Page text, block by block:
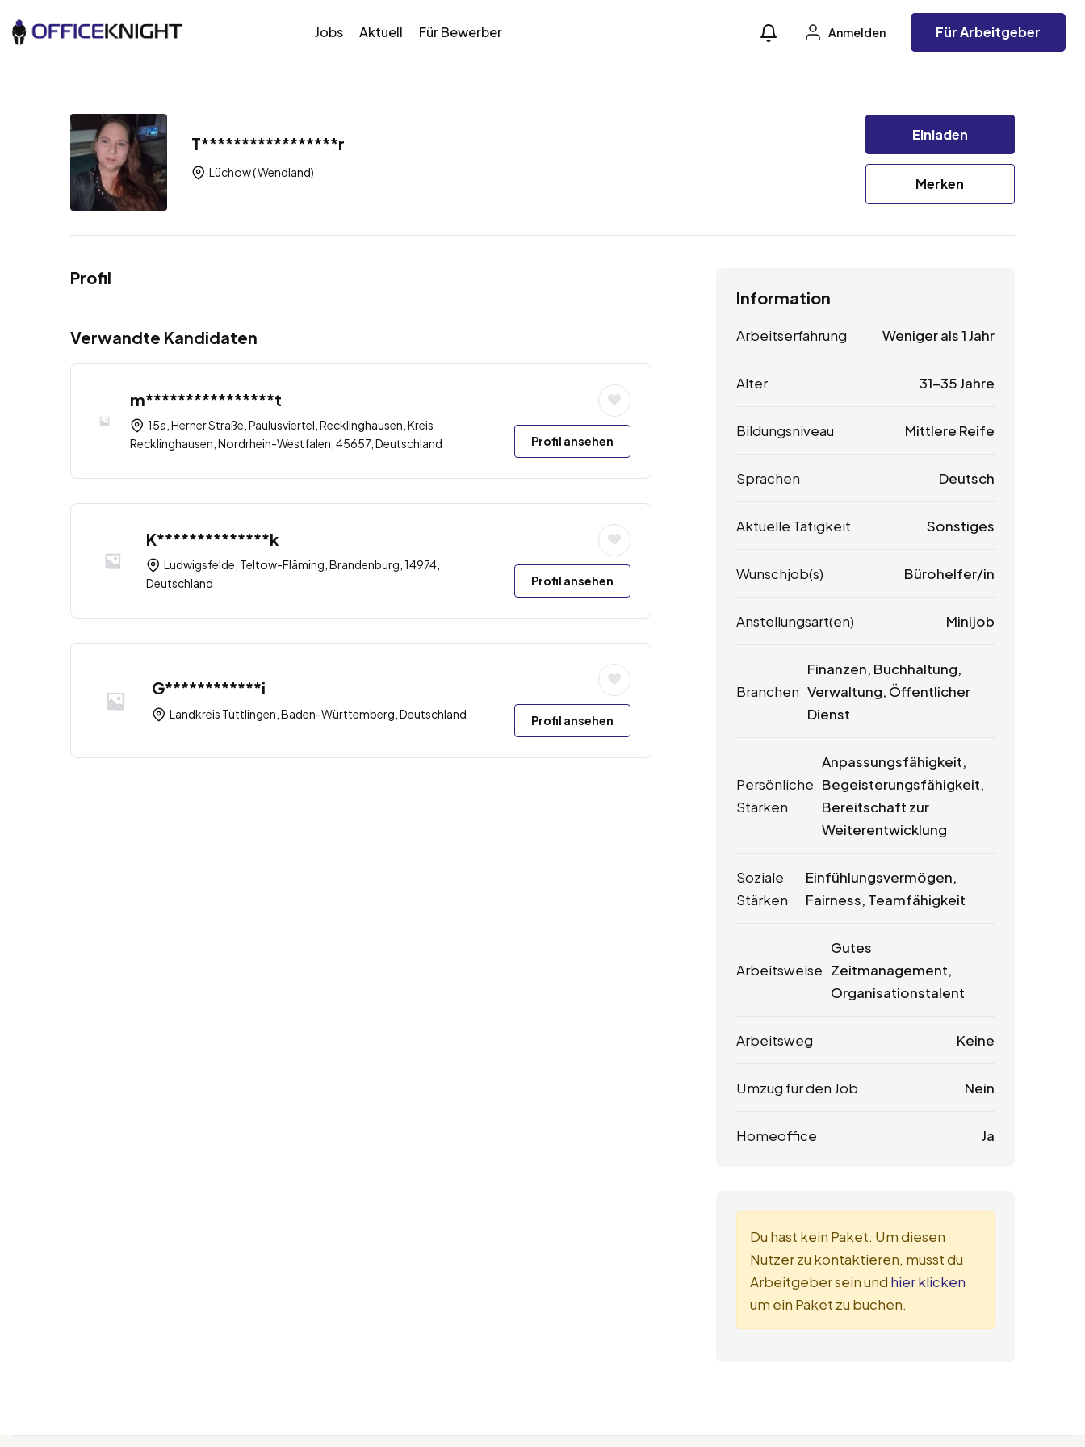
Jobs Aktuell Für Bewerber Anmelden Für Arbeitgeber
T*****************r
Lüchow ( Wendland)
Einladen
Merken
Profil
Verwandte Kandidaten
m****************t
15a, Herner Straße, Paulusviertel, Recklinghausen, Kreis
Recklinghausen, Nordrhein-Westfalen, 45657, Deutschland
Profil ansehen
K**************k
Ludwigsfelde, Teltow-Fläming, Brandenburg, 14974,
Deutschland
Profil ansehen
G************i
Landkreis Tuttlingen, Baden-Württemberg, Deutschland Profil ansehen
Information
Arbeitserfahrung Weniger als 1 Jahr
Alter 31-35 Jahre
Bildungsniveau Mittlere Reife
Sprachen Deutsch
Aktuelle Tätigkeit Sonstiges
Wunschjob(s) Bürohelfer/in
Anstellungsart(en) Minijob
Branchen
Finanzen, Buchhaltung,
Verwaltung, Öffentlicher
Dienst
Persönliche
Stärken
Anpassungsfähigkeit,
Begeisterungsfähigkeit,
Bereitschaft zur
Weiterentwicklung
Soziale
Stärken
Einfühlungsvermögen,
Fairness, Teamfähigkeit
Arbeitsweise
Gutes
Zeitmanagement,
Organisationstalent
Arbeitsweg Keine
Umzug für den Job Nein
Homeoffice Ja
Du hast kein Paket. Um diesen
Nutzer zu kontaktieren, musst du
Arbeitgeber sein und hier klicken
um ein Paket zu buchen.